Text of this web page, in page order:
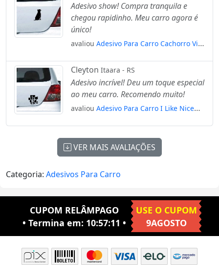
Adesivo show! Compra tranquila e
chegou rapidinho. Meu carro agora é
único!
avaliou Adesivo Para Carro Cachorro Vira
Cleyton Itaara - RS
Adesivo incrível! Deu um toque especial
ao meu carro. Recomendo muito!
avaliou Adesivo Para Carro I Like Nice
VER MAIS AVALIAÇÕES
Categoria: Adesivos Para Carro
CUPOM RELÂMPAGO
• Termina em: 10:57:10 •
USE O CUPOM
9AGOSTO